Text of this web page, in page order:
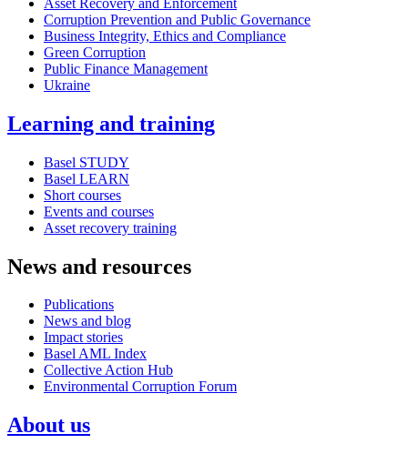
Corruption Prevention and Public Governance
Business Integrity, Ethics and Compliance
Green Corruption
Public Finance Management
Ukraine
Learning and training
Basel STUDY
Basel LEARN
Short courses
Events and courses
Asset recovery training
News and resources
Publications
News and blog
Impact stories
Basel AML Index
Collective Action Hub
Environmental Corruption Forum
About us